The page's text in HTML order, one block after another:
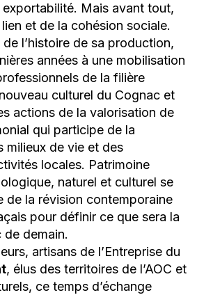
Mais avant tout,
et de la cohésion sociale.
l’histoire de sa production,
années à une mobilisation
de la filière
culturel du Cognac et
actions de la valorisation de
qui participe de la
milieux de vie et des
locales. Patrimoine
naturel et culturel se
de la révision contemporaine
pour définir ce que sera la
demain.
artisans de l’Entreprise du
, élus des territoires de l’AOC et
ce temps d’échange